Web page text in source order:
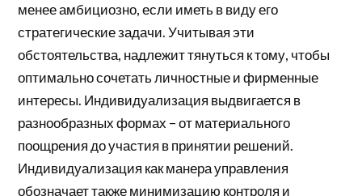
менее амбициозно, если иметь в виду его
стратегические задачи. Учитывая эти
обстоятельства, надлежит тянуться к тому, чтобы
оптимально сочетать личностные и фирменные
интересы. Индивидуализация выдвигается в
разнообразных формах – от материального
поощрения до участия в принятии решений.
Индивидуализация как манера управления
обозначает также минимизацию контроля и